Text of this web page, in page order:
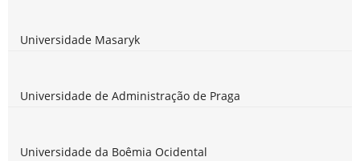
Universidade Masaryk
Universidade de Administração de Praga
Universidade da Boêmia Ocidental